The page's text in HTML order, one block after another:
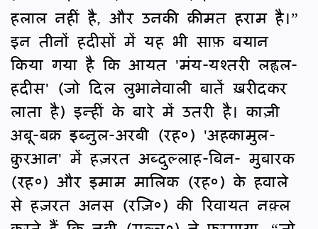
हलाल नहीं है, और उनकी क़ीमत हराम है।”
इन तीनों हदीसों में यह भी साफ़ बयान
किया गया है कि आयत 'मंय-यश्तरी लह्वल-
हदीस' (जो दिल लुभानेवाली बातें ख़रीदकर
लाता है) इन्हीं के बारे में उतरी है। काज़ी
अबू-बक्र इब्नुल-अरबी (रह०) 'अहकामुल-
क़ुरआन' में हज़रत अब्दुल्लाह-बिन- मुबारक
(रह०) और इमाम मालिक (रह०) के हवाले
से हज़रत अनस (रज़ि०) की रिवायत नक़्ल